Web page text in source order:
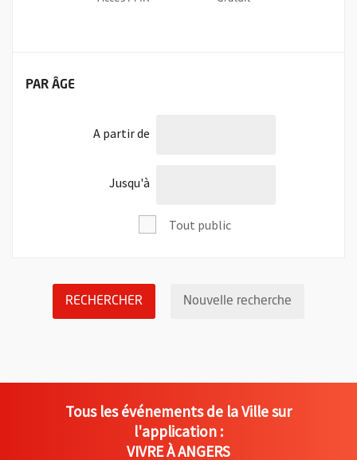
FILTRER LES ÉVÉNEMENTS
PAR ÂGE
A partir del'âge de
Jusqu'àl'âge de
Tout public
RECHERCHER LANCER LA RECHERCHE DES
Nouvelle recherche
Tous les événements de la Ville sur
l'application :
VIVRE À ANGERS